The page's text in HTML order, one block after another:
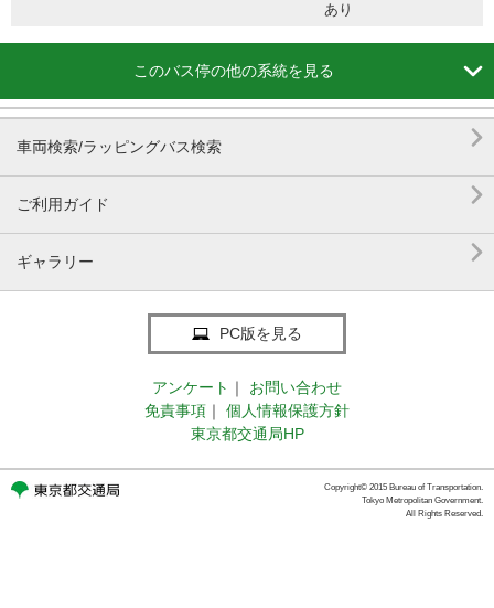
あり
このバス停の他の系統を見る 
車両検索/ラッピングバス検索 
ご利用ガイド 
ギャラリー 
PC版を見る
アンケート ｜
お問い合わせ
免責事項 ｜
個人情報保護方針
東京都交通局HP
Copyright© 2015 Bureau of Transportation.
Tokyo Metropolitan Government.
All Rights Reserved.